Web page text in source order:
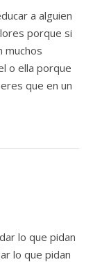
a alguien
porque si
muchos
o ella porque
que en un
lo que pidan
lo que pidan